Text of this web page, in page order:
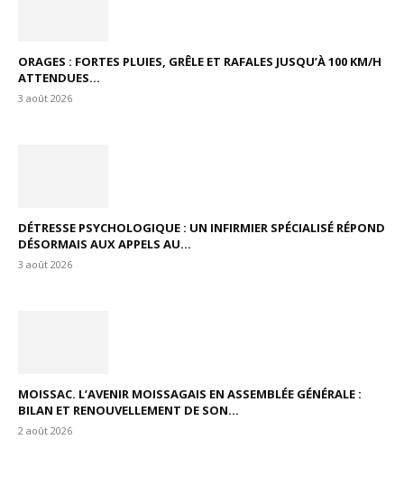
ORAGES : FORTES PLUIES, GRÊLE ET RAFALES JUSQU’À 100 KM/H
ATTENDUES...
3 août 2026
DÉTRESSE PSYCHOLOGIQUE : UN INFIRMIER SPÉCIALISÉ RÉPOND
DÉSORMAIS AUX APPELS AU...
3 août 2026
MOISSAC. L’AVENIR MOISSAGAIS EN ASSEMBLÉE GÉNÉRALE :
BILAN ET RENOUVELLEMENT DE SON...
2 août 2026